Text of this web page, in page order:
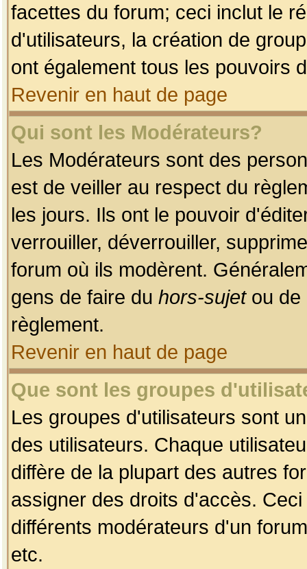
facettes du forum; ceci inclut le
d'utilisateurs, la création de
ont également tous les pouvoirs
Revenir en haut de page
Qui sont les Modérateurs?
Les Modérateurs sont des
est de veiller au respect du
les jours. Ils ont le pouvoir
verrouiller, déverrouiller,
forum où ils modèrent.
gens de faire du hors-sujetou de
règlement.
Revenir en haut de page
Que sont les groupes
Les groupes d'utilisateurs sont
des utilisateurs. Chaque
diffère de la plupart des autres
assigner des droits d'accès.
différents modérateurs d'un
etc.